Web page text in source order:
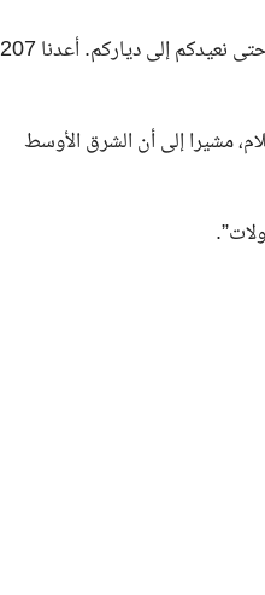
وخاطب الأسرى الإسرائيليين قائلاً: “إلى أسرى غزة: لم ننسكم، ولن نستسلم، ولن ندخر جهداً حتى نعيدكم إلى دياركم. أعدنا 207
مشيرا إلى أن الشرق الأوسط